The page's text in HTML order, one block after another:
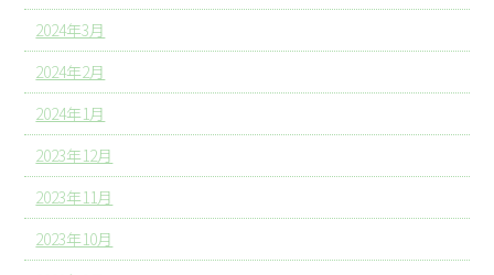
2024年3月
2024年2月
2024年1月
2023年12月
2023年11月
2023年10月